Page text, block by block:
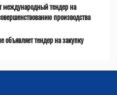
международный тендер на
производства
объявляет тендер на закупку